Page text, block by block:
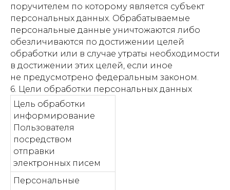
поручителем по которому является субъект
персональных данных. Обрабатываемые
персональные данные уничтожаются либо
обезличиваются по достижении целей
обработки или в случае утраты необходимости
в достижении этих целей, если иное
не предусмотрено федеральным законом.
6. Цели обработки персональных данных
Цель обработки
информирование
Пользователя
посредством
отправки
электронных писем
Персональные